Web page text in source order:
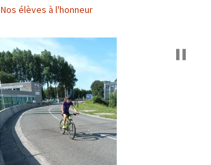
Nos élèves à l'honneur